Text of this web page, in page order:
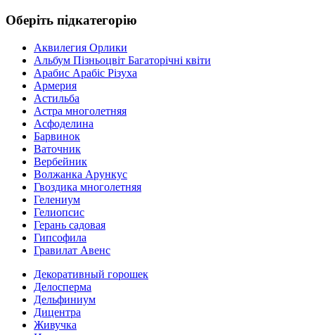
Оберіть підкатегорію
Аквилегия Орлики
Альбум Пізньоцвіт Багаторічні квіти
Арабис Арабіс Різуха
Армерия
Астильба
Астра многолетняя
Асфоделина
Барвинок
Ваточник
Вербейник
Волжанка Арункус
Гвоздика многолетняя
Гелениум
Гелиопсис
Герань садовая
Гипсофила
Гравилат Авенс
Декоративный горошек
Делосперма
Дельфиниум
Дицентра
Живучка